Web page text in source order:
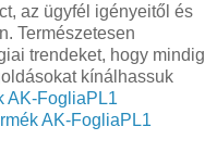
az ügyfél igényeitől és
Természetesen
trendeket, hogy mindig
kínálhassuk
AK-FogliaPL1
AK-FogliaPL1